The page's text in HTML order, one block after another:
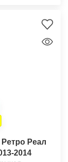
Реал
2014